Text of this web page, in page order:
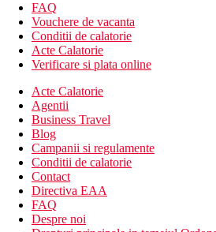
FAQ
Vouchere de vacanta
Conditii de calatorie
Acte Calatorie
Verificare si plata online
Acte Calatorie
Agentii
Business Travel
Blog
Campanii si regulamente
Conditii de calatorie
Contact
Directiva EAA
FAQ
Despre noi